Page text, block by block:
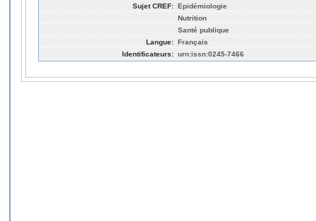
Sujet CREF: Epidémiologie
Nutrition
Santé publique
Langue: Français
Identificateurs: urn:issn:0245-7466